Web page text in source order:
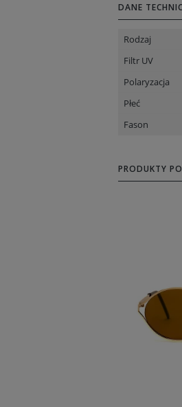
DANE
Rodzaj
Filtr UV
Polaryzacja
Płeć
Fason
PRODUKTY